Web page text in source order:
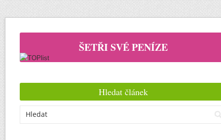
ŠETŘI SVÉ PENÍZE
Hledat článek